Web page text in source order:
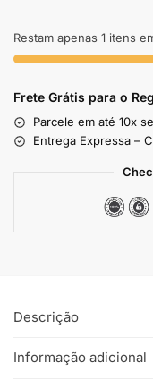
Restam apenas 1 itens
Frete Grátis para o
Parcele em até 10x
Entrega Expressa –
Descrição
Informação adicional